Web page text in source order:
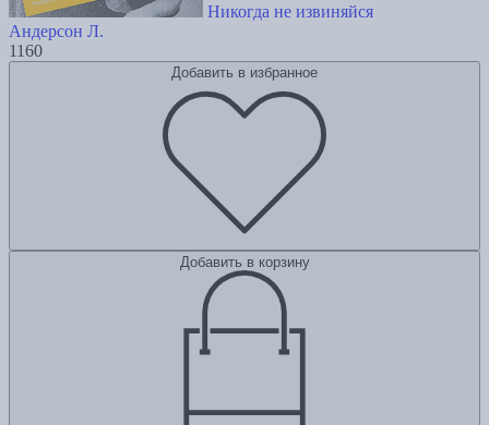
Никогда не извиняйся
Андерсон Л.
1160
Добавить в избранное
Добавить в корзину